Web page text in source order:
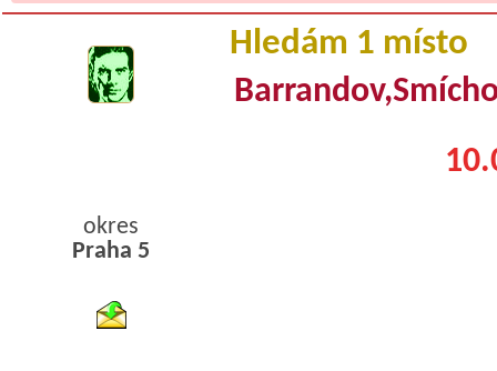
Hledám 1 místo
okres
Praha 5